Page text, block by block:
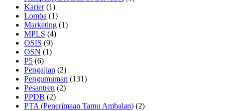
Karier (1)
Lomba (1)
Marketing (1)
MPLS (4)
OSIS (9)
OSN (1)
P5 (6)
Pengajian (2)
Pengumuman (131)
Pesantren (2)
PPDB (2)
PTA (Penerimaan Tamu Ambalan) (2)